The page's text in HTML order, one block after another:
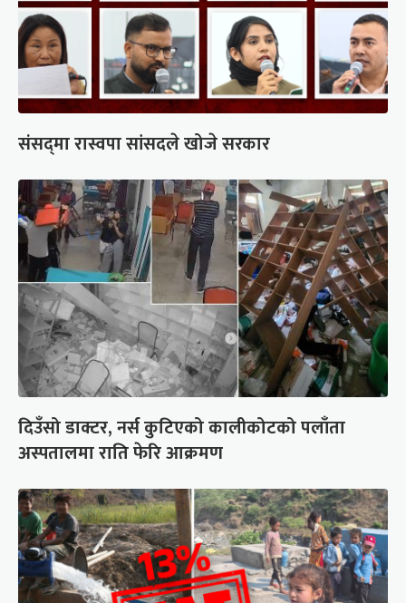
संसद्‍मा रास्वपा सांसदले खोजे सरकार
दिउँसो डाक्टर, नर्स कुटिएको कालीकोटको पलाँता
अस्पतालमा राति फेरि आक्रमण